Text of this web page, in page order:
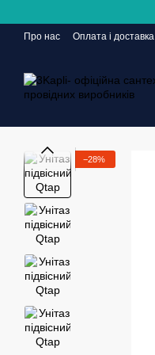
Про нас Оплата і доставка
−28%